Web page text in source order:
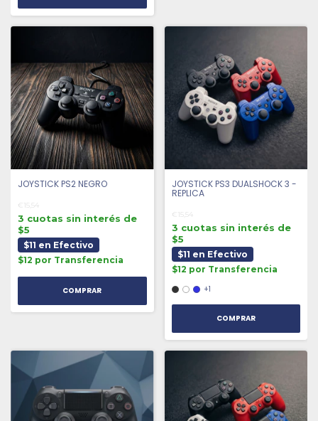
JOYSTICK PS2 NEGRO
€15,54
3 cuotas sin interés de
$5
$11 en Efectivo
$12 por Transferencia
JOYSTICK PS3 DUALSHOCK 3 -
REPLICA
€15,54
3 cuotas sin interés de
$5
$11 en Efectivo
$12 por Transferencia
+1
COMPRAR